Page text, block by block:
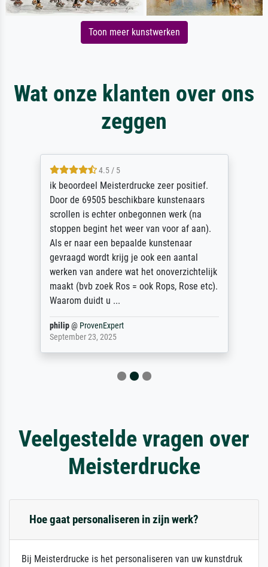
Toon meer kunstwerken
Wat onze klanten over ons
zeggen
4.5 / 5
ik beoordeel Meisterdrucke zeer positief.
Door de 69505 beschikbare kunstenaars
scrollen is echter onbegonnen werk (na
stoppen begint het weer van voor af aan).
Als er naar een bepaalde kunstenaar
gevraagd wordt krijg je ook een aantal
werken van andere wat het onoverzichtelijk
maakt (bvb zoek Ros = ook Rops, Rose etc).
Waarom duidt u ...
philip@ ProvenExpert
September 23, 2025
Veelgestelde vragen over
Meisterdrucke
Hoe gaat personaliseren in zijn werk?
Bij Meisterdrucke is het personaliseren van uw kunstdruk